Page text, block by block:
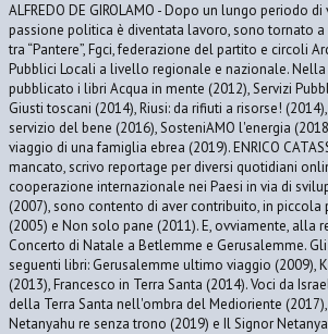
ALFREDO DE GIROLAMO - Dopo un lungo periodo
passione politica è diventata lavoro, sono tornato a
tra “Pantere”, Fgci, federazione del partito e circoli
Pubblici Locali a livello regionale e nazionale.
pubblicato i libri Acqua in mente (2012), Servizi
Giusti toscani (2014), Riusi: da rifiuti a risorse!
servizio del bene (2016), SosteniAMO l'energia
viaggio di una famiglia ebrea (2019). ENRICO
mancato, scrivo reportage per diversi quotidiani
cooperazione internazionale nei Paesi in via di
(2007), sono contento di aver contribuito, in piccola
(2005) e Non solo pane (2011). E, ovviamente,
Concerto di Natale a Betlemme e Gerusalemme.
seguenti libri: Gerusalemme ultimo viaggio (2009),
(2013), Francesco in Terra Santa (2014). Voci da
della Terra Santa nell'ombra del Medioriente
Netanyahu re senza trono (2019) e Il Signor